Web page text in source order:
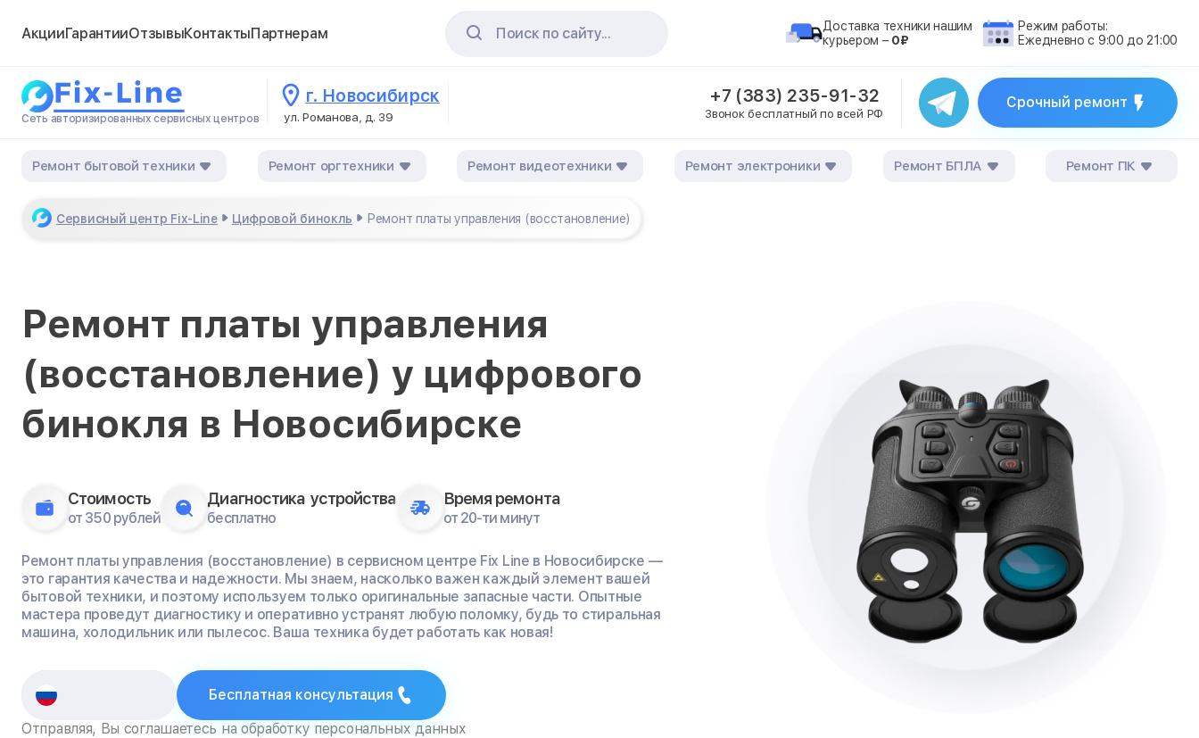
АкцииГарантииОтзывыКонтактыПартнерам Поиск по сайту...
Доставка техники нашим
курьером – 0₽
Режим работы:
Ежедневно с 9:00 до 21:00
Сеть авторизированных сервисных центров
г. Новосибирск
ул. Романова, д. 39
+7 (383) 235-91-32
Звонок бесплатный по всей РФ
Срочный ремонт
Ремонт бытовой техники Ремонт оргтехники Ремонт видеотехники Ремонт электроники Ремонт БПЛА Ремонт ПК
Сервисный центр Fix-Line Цифровой бинокль Ремонт платы управления (восстановление)
Ремонт платы управления
(восстановление) у цифрового
бинокля в Новосибирске
Стоимость
от 350 рублей
Диагностика устройства
бесплатно
Время ремонта
от 20-ти минут
Ремонт платы управления (восстановление) в сервисном центре Fix Line в Новосибирске —
это гарантия качества и надежности. Мы знаем, насколько важен каждый элемент вашей
бытовой техники, и поэтому используем только оригинальные запасные части. Опытные
мастера проведут диагностику и оперативно устранят любую поломку, будь то стиральная
машина, холодильник или пылесос. Ваша техника будет работать как новая!
Бесплатная консультация
Отправляя, Вы соглашаетесь на обработку персональных данных